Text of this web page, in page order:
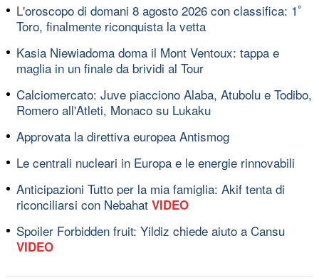
L'oroscopo di domani 8 agosto 2026 con classifica: 1ﾟ
Toro, finalmente riconquista la vetta
Kasia Niewiadoma doma il Mont Ventoux: tappa e
maglia in un finale da brividi al Tour
Calciomercato: Juve piacciono Alaba, Atubolu e Todibo,
Romero all'Atleti, Monaco su Lukaku
Approvata la direttiva europea Antismog
Le centrali nucleari in Europa e le energie rinnovabili
Anticipazioni Tutto per la mia famiglia: Akif tenta di
riconciliarsi con Nebahat VIDEO
Spoiler Forbidden fruit: Yildiz chiede aiuto a Cansu
VIDEO